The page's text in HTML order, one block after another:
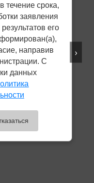
течение срока,
заявления
его
направив
С
данных
›